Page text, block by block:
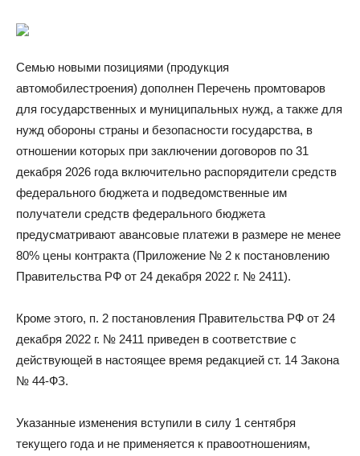
Семью новыми позициями (продукция
автомобилестроения) дополнен Перечень промтоваров
для государственных и муниципальных нужд, а также для
нужд обороны страны и безопасности государства, в
отношении которых при заключении договоров по 31
декабря 2026 года включительно распорядители средств
федерального бюджета и подведомственные им
получатели средств федерального бюджета
предусматривают авансовые платежи в размере не менее
80% цены контракта (Приложение № 2 к постановлению
Правительства РФ от 24 декабря 2022 г. № 2411).
Кроме этого, п. 2 постановления Правительства РФ от 24
декабря 2022 г. № 2411 приведен в соответствие с
действующей в настоящее время редакцией ст. 14 Закона
№ 44-ФЗ.
Указанные изменения вступили в силу 1 сентября
текущего года и не применяется к правоотношениям,